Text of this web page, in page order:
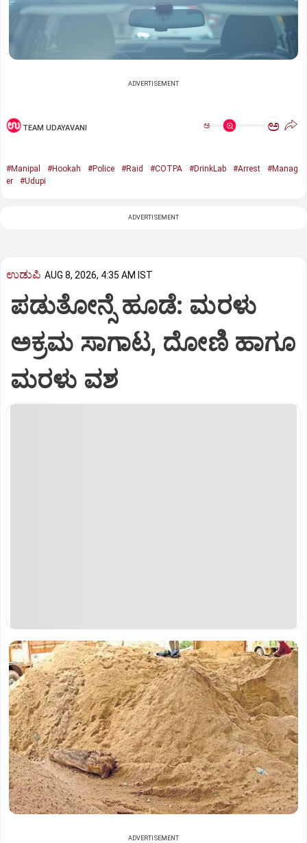
ADVERTISEMENT
TEAM UDAYAVANI ಅ ಅ
#Manipal #Hookah #Police #Raid #COTPA #DrinkLab #Arrest
#Manag
er
#Udupi
ADVERTISEMENT
ಉಡುಪಿ AUG 8, 2026, 4:35 AM IST
ಪಡುತೋನ್ಸೆ ಹೂಡೆ: ಮರಳು
ಅಕ್ರಮ ಸಾಗಾಟ, ದೋಣಿ ಹಾಗೂ
ಮರಳು ವಶ
ADVERTISEMENT